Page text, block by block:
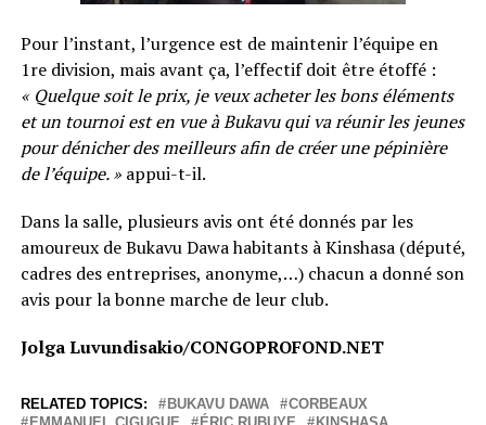
Pour l’instant, l’urgence est de maintenir l’équipe en
1re division, mais avant ça, l’effectif doit être étoffé :
« Quelque soit le prix, je veux acheter les bons éléments
et un tournoi est en vue à Bukavu qui va réunir les jeunes
pour dénicher des meilleurs afin de créer une pépinière
de l’équipe. »appui-t-il.
Dans la salle, plusieurs avis ont été donnés par les
amoureux de Bukavu Dawa habitants à Kinshasa (député,
cadres des entreprises, anonyme,…) chacun a donné son
avis pour la bonne marche de leur club.
Jolga Luvundisakio/CONGOPROFOND.NET
RELATED TOPICS: BUKAVU DAWA
CORBEAUX